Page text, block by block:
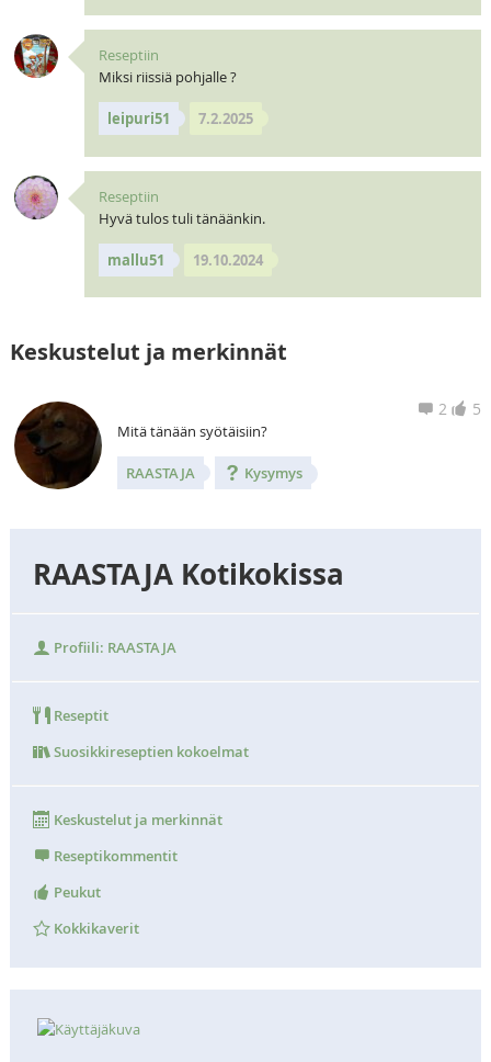
Reseptiin
Miksi riissiä pohjalle ?
leipuri51 7.2.2025
Reseptiin
Hyvä tulos tuli tänäänkin.
mallu51 19.10.2024
Keskustelut ja merkinnät
5
2
Mitä tänään syötäisiin?
RAASTAJA Kysymys
RAASTAJA Kotikokissa
Profiili: RAASTAJA
Reseptit
Suosikkireseptien kokoelmat
Keskustelut ja merkinnät
Reseptikommentit
Peukut
Kokkikaverit